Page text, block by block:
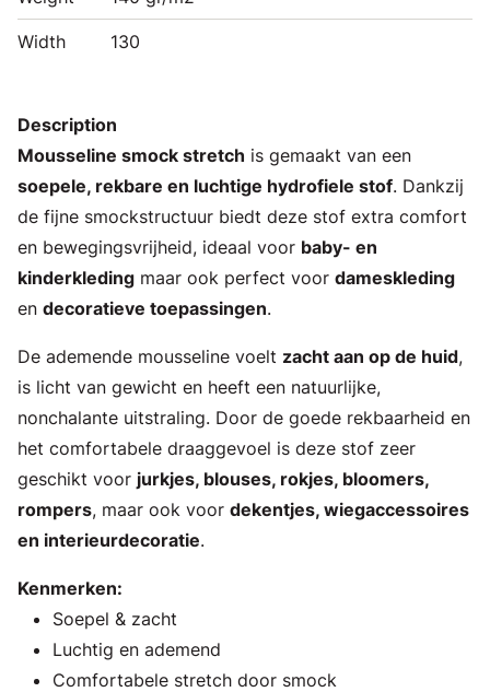
Width 130
Description
Mousseline smock stretch is gemaakt van een
soepele, rekbare en luchtige hydrofiele stof. Dankzij
de fijne smockstructuur biedt deze stof extra comfort
en bewegingsvrijheid, ideaal voor baby- en
kinderkleding maar ook perfect voor dameskleding
en decoratieve toepassingen.
De ademende mousseline voelt zacht aan op de huid,
is licht van gewicht en heeft een natuurlijke,
nonchalante uitstraling. Door de goede rekbaarheid en
het comfortabele draaggevoel is deze stof zeer
geschikt voor jurkjes, blouses, rokjes, bloomers,
rompers, maar ook voor dekentjes, wiegaccessoires
en interieurdecoratie.
Kenmerken:
Soepel & zacht
Luchtig en ademend
Comfortabele stretch door smock